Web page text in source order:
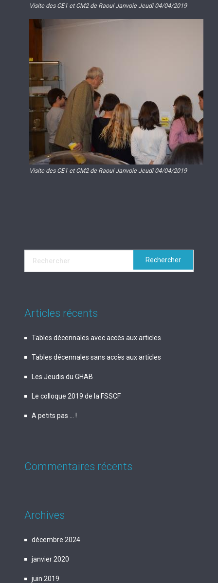
Visite des CE1 et CM2 de Raoul Janvoie Jeudi 04/04/2019
Visite des CE1 et CM2 de Raoul Janvoie Jeudi 04/04/2019
Articles récents
Tables décennales avec accès aux articles
Tables décennales sans accès aux articles
Les Jeudis du GHAB
Le colloque 2019 de la FSSCF
A petits pas … !
Commentaires récents
Archives
décembre 2024
janvier 2020
juin 2019